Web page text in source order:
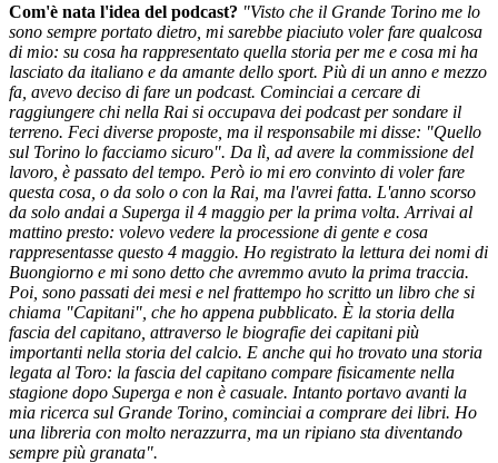
Com'è nata l'idea del podcast? "Visto che il Grande Torino me lo
sono sempre portato dietro, mi sarebbe piaciuto voler fare qualcosa
di mio: su cosa ha rappresentato quella storia per me e cosa mi ha
lasciato da italiano e da amante dello sport. Più di un anno e mezzo
fa, avevo deciso di fare un podcast. Cominciai a cercare di
raggiungere chi nella Rai si occupava dei podcast per sondare il
terreno. Feci diverse proposte, ma il responsabile mi disse: "Quello
sul Torino lo facciamo sicuro". Da lì, ad avere la commissione del
lavoro, è passato del tempo. Però io mi ero convinto di voler fare
questa cosa, o da solo o con la Rai, ma l'avrei fatta. L'anno scorso
da solo andai a Superga il 4 maggio per la prima volta. Arrivai al
mattino presto: volevo vedere la processione di gente e cosa
rappresentasse questo 4 maggio. Ho registrato la lettura dei nomi di
Buongiorno e mi sono detto che avremmo avuto la prima traccia.
Poi, sono passati dei mesi e nel frattempo ho scritto un libro che si
chiama "Capitani", che ho appena pubblicato. È la storia della
fascia del capitano, attraverso le biografie dei capitani più
importanti nella storia del calcio. E anche qui ho trovato una storia
legata al Toro: la fascia del capitano compare fisicamente nella
stagione dopo Superga e non è casuale. Intanto portavo avanti la
mia ricerca sul Grande Torino, cominciai a comprare dei libri. Ho
una libreria con molto nerazzurra, ma un ripiano sta diventando
sempre più granata".